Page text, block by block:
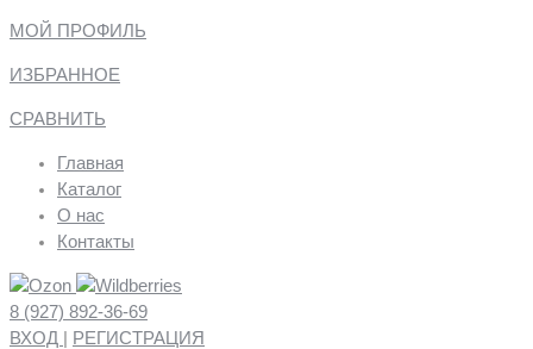
МОЙ ПРОФИЛЬ
ИЗБРАННОЕ
СРАВНИТЬ
Главная
Каталог
О нас
Контакты
8 (927) 892-36-69
ВХОД | РЕГИСТРАЦИЯ